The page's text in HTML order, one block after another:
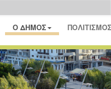
Ο ΔΗΜΟΣ ΠΟΛΙΤΙΣΜΟΣ